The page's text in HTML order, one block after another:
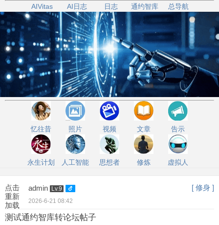
AIVitas AI日志 日志 通约智库 总导航
忆往昔 照片 视频 文章 告示
永生计划 人工智能 思想者 修炼 虚拟人
点击
重新
加载
admin Lv.9 [ 修身 ]
2026-6-21 08:42
测试通约智库转论坛帖子